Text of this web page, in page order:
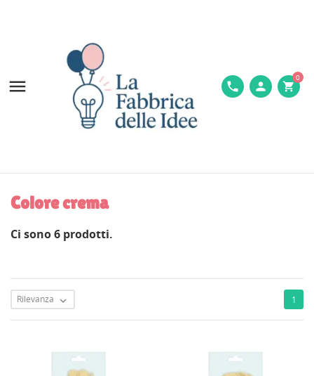
 phone person shopping_cart
0
Colore crema
Ci sono 6 prodotti.
Rilevanza  1